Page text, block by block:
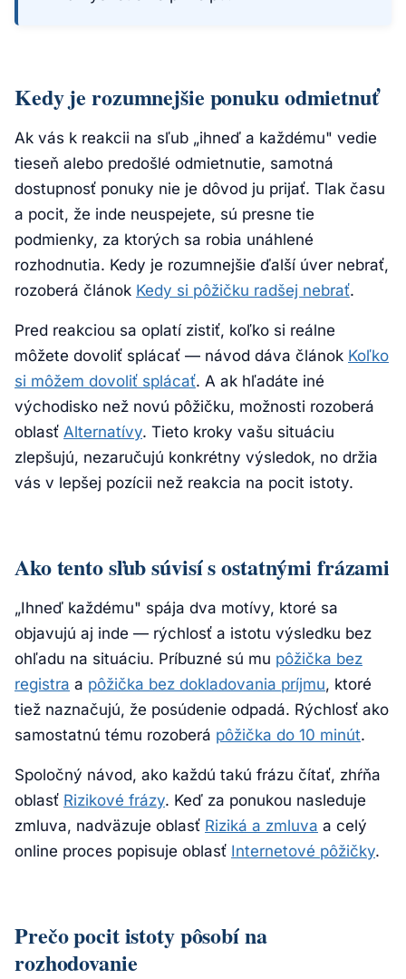
Kedy je rozumnejšie ponuku odmietnuť
Ak vás k reakcii na sľub „ihneď a každému" vedie
tieseň alebo predošlé odmietnutie, samotná
dostupnosť ponuky nie je dôvod ju prijať. Tlak času
a pocit, že inde neuspejete, sú presne tie
podmienky, za ktorých sa robia unáhlené
rozhodnutia. Kedy je rozumnejšie ďalší úver nebrať,
rozoberá článok Kedy si pôžičku radšej nebrať.
Pred reakciou sa oplatí zistiť, koľko si reálne
môžete dovoliť splácať — návod dáva článok Koľko
si môžem dovoliť splácať. A ak hľadáte iné
východisko než novú pôžičku, možnosti rozoberá
oblasť Alternatívy. Tieto kroky vašu situáciu
zlepšujú, nezaručujú konkrétny výsledok, no držia
vás v lepšej pozícii než reakcia na pocit istoty.
Ako tento sľub súvisí s ostatnými frázami
„Ihneď každému" spája dva motívy, ktoré sa
objavujú aj inde — rýchlosť a istotu výsledku bez
ohľadu na situáciu. Príbuzné sú mu pôžička bez
registra a pôžička bez dokladovania príjmu, ktoré
tiež naznačujú, že posúdenie odpadá. Rýchlosť ako
samostatnú tému rozoberá pôžička do 10 minút.
Spoločný návod, ako každú takú frázu čítať, zhŕňa
oblasť Rizikové frázy. Keď za ponukou nasleduje
zmluva, nadväzuje oblasť Riziká a zmluva a celý
online proces popisuje oblasť Internetové pôžičky.
Prečo pocit istoty pôsobí na
rozhodovanie